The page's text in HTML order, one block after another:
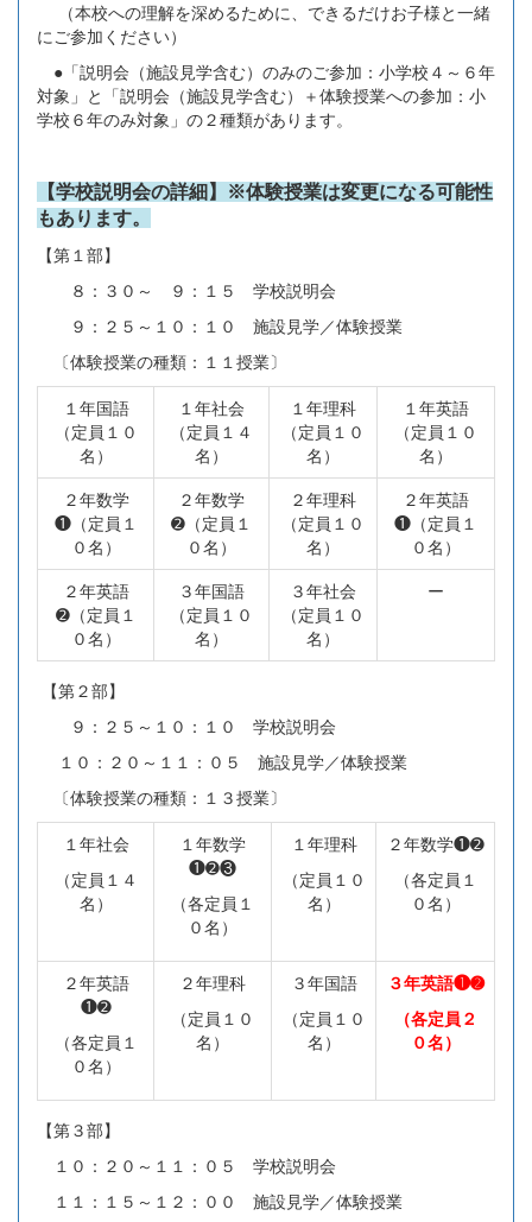
（本校への理解を深めるために、できるだけお子様と一緒
にご参加ください）
●「説明会（施設見学含む）のみのご参加：小学校４～６年
対象」と「説明会（施設見学含む）＋体験授業への参加：小
学校６年のみ対象」の２種類があります。
【学校説明会の詳細】※体験授業は変更になる可能性
もあります。
【第１部】
８：３０～ ９：１５ 学校説明会
９：２５～１０：１０ 施設見学／体験授業
〔体験授業の種類：１１授業〕
１年国語
（定員１０
名）
１年社会
（定員１４
名）
１年理科
（定員１０
名）
１年英語
（定員１０
名）
２年数学
❶（定員１
０名）
２年数学
➋（定員１
０名）
２年理科
（定員１０
名）
２年英語
❶（定員１
０名）
２年英語
➋（定員１
０名）
３年国語
（定員１０
名）
３年社会
（定員１０
名）
ー
【第２部】
９：２５～１０：１０ 学校説明会
１０：２０～１１：０５ 施設見学／体験授業
〔体験授業の種類：１３授業〕
１年社会
（定員１４
名）
１年数学
❶➋❸
（各定員１
０名）
１年理科
（定員１０
名）
２年数学❶➋
（各定員１
０名）
２年英語
❶➋
（各定員１
０名）
２年理科
（定員１０
名）
３年国語
（定員１０
名）
３年英語❶➋
（各定員２
０名）
【第３部】
１０：２０～１１：０５ 学校説明会
１１：１５～１２：００ 施設見学／体験授業